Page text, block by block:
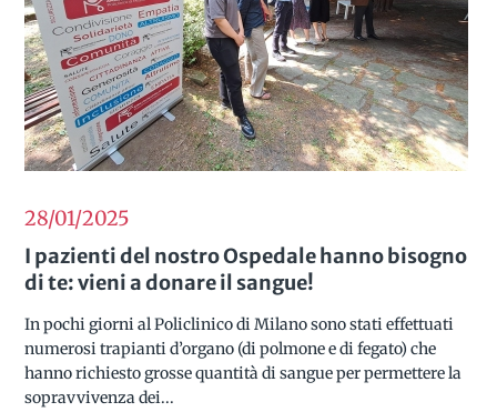
28/012025
I pazienti del nostro Ospedale hanno bisogno
di te: vieni a donare il sangue!
In pochi giorni al Policlinico di Milano sono stati effettuati
numerosi trapianti d’organo (di polmone e di fegato) che
hanno richiesto grosse quantità di sangue per permettere la
sopravvivenza dei...